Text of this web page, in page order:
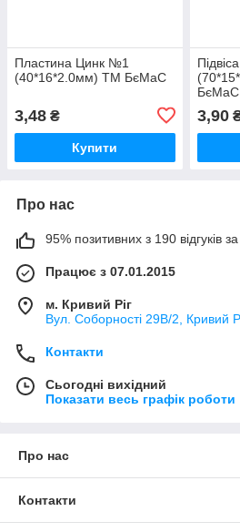
Пластина Цинк №1
(40*16*2.0мм) ТМ БєМаС
3,48 ₴
Купити
БєМаС
3,90
Про нас
95% позитивних з 190 відгуків за
Працює з 07.01.2015
м. Кривий Ріг
Вул. Соборності 29В/2, Кривий
Контакти
Сьогодні вихідний
Показати весь графік роботи
Про нас
Контакти